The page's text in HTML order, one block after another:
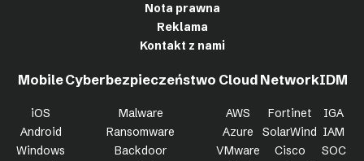
Nota prawna
Reklama
Kontakt z nami
Mobile
iOS
Android
Windows
Cyberbezpieczeństwo
Malware
Ransomware
Backdoor
Cloud
AWS
Azure
VMware
Network
Fortinet
SolarWind
Cisco
IDM
IGA
IAM
SOC